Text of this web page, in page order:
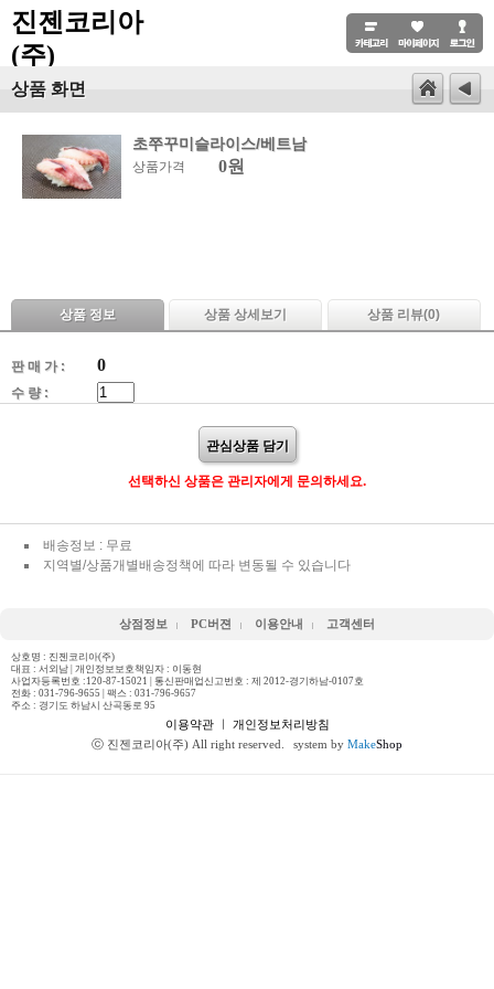
진젠코리아
(주)
상품 화면
초쭈꾸미슬라이스/베트남
상품가격 0원
상품 정보 상품 상세보기 상품 리뷰(0)
판 매 가 : 0
수 량 :
관심상품 담기
선택하신 상품은 관리자에게 문의하세요.
배송정보 : 무료
지역별/상품개별배송정책에 따라 변동될 수 있습니다
상점정보 PC버젼 이용안내 고객센터
상호명 : 진젠코리아(주)
대표 : 서외남 | 개인정보보호책임자 : 이동현
사업자등록번호 :120-87-15021 | 통신판매업신고번호 : 제 2012-경기하남-0107호
전화 : 031-796-9655 | 팩스 : 031-796-9657
주소 : 경기도 하남시 산곡동로 95
이용약관ㅣ 개인정보처리방침
ⓒ 진젠코리아(주) All right reserved.
system by MakeShop